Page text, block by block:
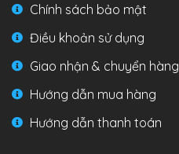
Chính sách bảo mật
Điều khoản sử dụng
Giao nhận & chuyển hàng
Hướng dẫn mua hàng
Hướng dẫn thanh toán